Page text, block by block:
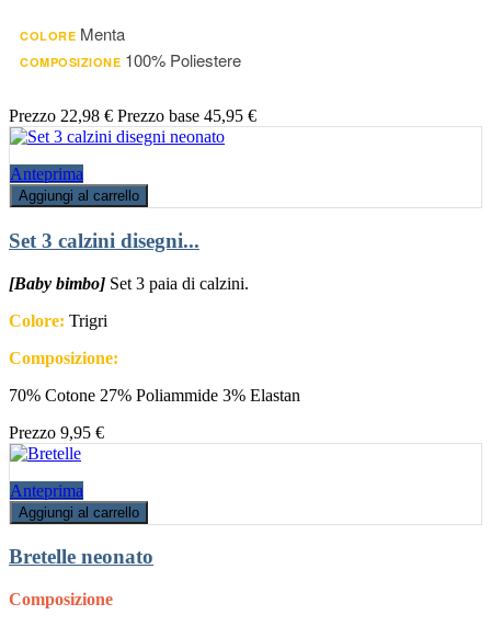
COLORE Menta
COMPOSIZIONE 100% Poliestere
Prezzo 22,98 € Prezzo base 45,95 €
Anteprima
Aggiungi al carrello
Set 3 calzini disegni...
[Baby bimbo] Set 3 paia di calzini.
Colore: Trigri
Composizione:
70% Cotone 27% Poliammide 3% Elastan
Prezzo 9,95 €
Anteprima
Aggiungi al carrello
Bretelle neonato
Composizione